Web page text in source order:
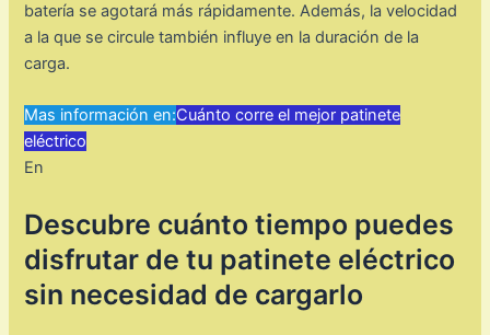
batería se agotará más rápidamente. Además, la velocidad
a la que se circule también influye en la duración de la
carga.
Mas información en:Cuánto corre el mejor patinete
eléctrico
En
Descubre cuánto tiempo puedes
disfrutar de tu patinete eléctrico
sin necesidad de cargarlo